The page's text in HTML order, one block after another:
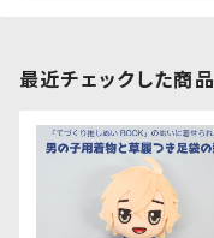
最近チェックした商品